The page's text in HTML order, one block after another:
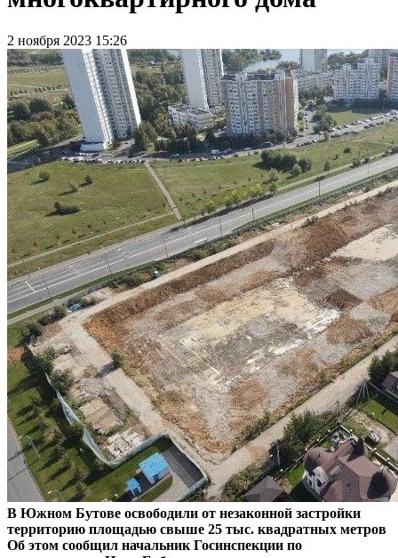
2 ноября 2023 15:26
В Южном Бутове освободили от незаконной застройки
территорию площадью свыше 25 тыс. квадратных метров
Об этом сообщил начальник Госинспекции по